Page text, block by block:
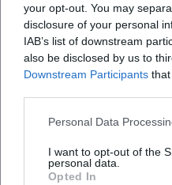
your opt-out. You may
disclosure of your personal
IAB’s list of downstream
also be disclosed by us to
Downstream Participants
Personal Data
I want to opt-out of the
personal data.
Opted In
Planungstipps für
Frühzeitig Kalender
offiziellen Links im
Zeitfenster mit Luft:
Atelierbesuche und